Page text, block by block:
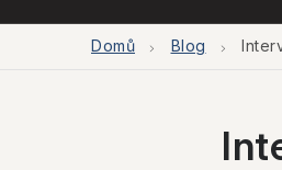
Domů Blog